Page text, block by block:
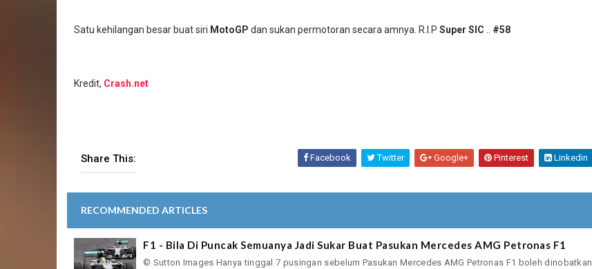
Satu kehilangan besar buat siri MotoGP dan sukan permotoran secara amnya. R.I.P Super SIC #58
Kredit, Crash.net
Share This: Facebook Twitter Google+ Pinterest Linkedin
RECOMMENDED ARTICLES
F1 - Bila Di Puncak Semuanya Jadi Sukar Buat Pasukan Mercedes AMG Petronas F1
© Sutton Images Hanya tinggal 7 pusingan sebelum Pasukan Mercedes AMG Petronas F1 boleh dinobatkan